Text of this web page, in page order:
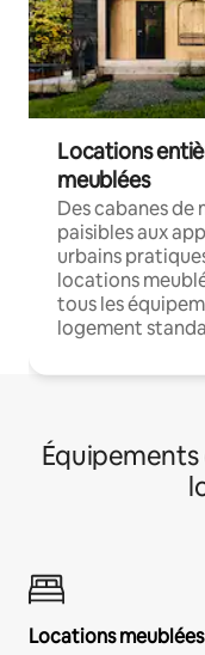
Locations
meublées
Des cabanes de
paisibles aux
urbains
locations
tous les
logement
Équipements
Locations meublées